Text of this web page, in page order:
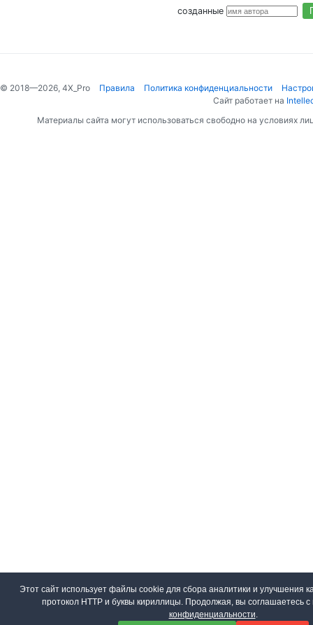
созданные
© 2018—2026, 4X_Pro Правила Политика конфиденциальности
Сайт работает на
Материалы сайта могут использоваться свободно на условиях
Этот сайт использует файлы cookie для сбора аналитики и улучшения
протокол HTTP и буквы кириллицы. Продолжая, вы соглашаетесь
конфиденциальности.